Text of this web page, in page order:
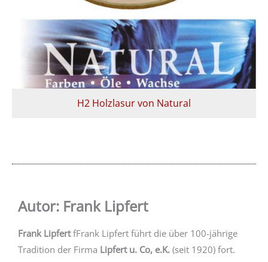
H2 Holzlasur von Natural
Autor: Frank Lipfert
Frank LipfertfFrank Lipfert führt die über 100-jährige
Tradition der Firma Lipfert u. Co, e.K. (seit 1920) fort.